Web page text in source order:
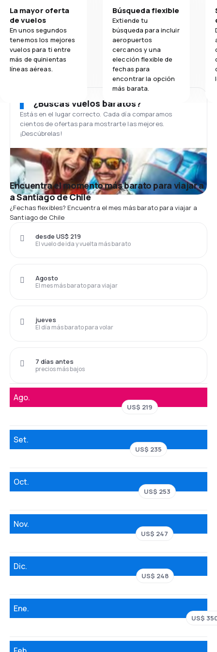
La mayor oferta
de vuelos
En unos segundos
tenemos los mejores
vuelos para ti entre
más de quinientas
líneas aéreas.
Búsqueda flexible
Extiende tu
búsqueda para incluir
aeropuertos
cercanos y una
elección flexible de
fechas para
encontrar la opción
más barata.
¿Buscas vuelos baratos?
Estás en el lugar correcto. Cada día comparamos
cientos de ofertas para mostrarte las mejores.
¡Descúbrelas!
Encuentra el momento más barato para viajar a
a Santiago de Chile
¿Fechas flexibles? Encuentra el mes más barato para viajar a
Santiago de Chile
El vuelo de ida y vuelta más barato
desde US$ 219
El mes más barato para viajar
Agosto
El día más barato para volar
jueves
precios más bajos
7 días antes
Ago.
US$ 219
Set.
US$ 235
Oct.
US$ 253
Nov.
US$ 247
Dic.
US$ 248
Ene.
US$